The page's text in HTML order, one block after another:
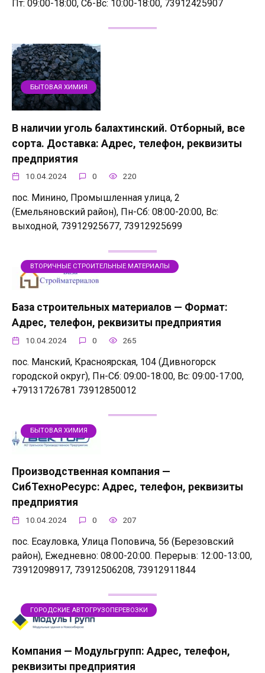
Пт: 09:00-18:00, Сб-Вс: 10:00-18:00, 73912425907
БЫТОВАЯ ХИМИЯ
В наличии уголь балахтинский. Отборный, все
сорта. Доставка: Адрес, телефон, реквизиты
предприятия
10.04.2024 0 220
пос. Минино, Промышленная улица, 2
(Емельяновский район), Пн-Сб: 08:00-20:00, Вс:
выходной, 73912925677, 73912925699
ВТОРИЧНЫЕ СТРОИТЕЛЬНЫЕ МАТЕРИАЛЫ
База строительных материалов — Формат:
Адрес, телефон, реквизиты предприятия
10.04.2024 0 265
пос. Манский, Красноярская, 104 (Дивногорск
городской округ), Пн-Сб: 09:00-18:00, Вс: 09:00-17:00,
+79131726781 73912850012
БЫТОВАЯ ХИМИЯ
Производственная компания —
СибТехноРесурс: Адрес, телефон, реквизиты
предприятия
10.04.2024 0 207
пос. Есауловка, Улица Поповича, 56 (Березовский
район), Ежедневно: 08:00-20:00. Перерыв: 12:00-13:00,
73912098917, 73912506208, 73912911844
ГОРОДСКИЕ АВТОГРУЗОПЕРЕВОЗКИ
Компания — Модульгрупп: Адрес, телефон,
реквизиты предприятия